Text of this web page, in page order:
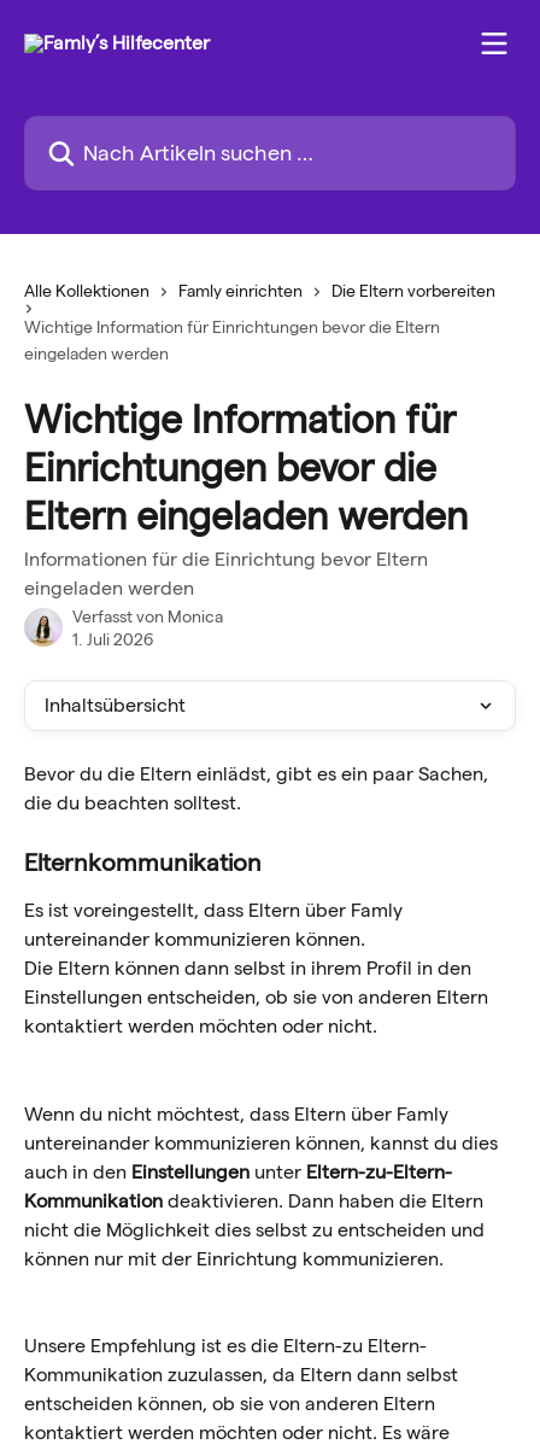
Nach Artikeln suchen …
Alle Kollektionen Famly einrichten
Die Eltern vorbereiten
Wichtige Information für Einrichtungen bevor die Eltern
eingeladen werden
Wichtige Information für
Einrichtungen bevor die
Eltern eingeladen werden
Informationen für die Einrichtung bevor Eltern
eingeladen werden
Verfasst von Monica
1. Juli 2026
Inhaltsübersicht
Bevor du die Eltern einlädst, gibt es ein paar Sachen,
die du beachten solltest.
Elternkommunikation
Es ist voreingestellt, dass Eltern über Famly
untereinander kommunizieren können.
Die Eltern können dann selbst in ihrem Profil in den
Einstellungen entscheiden, ob sie von anderen Eltern
kontaktiert werden möchten oder nicht.
Wenn du nicht möchtest, dass Eltern über Famly
untereinander kommunizieren können, kannst du dies
auch in den Einstellungen unter Eltern-zu-Eltern-
Kommunikation deaktivieren. Dann haben die Eltern
nicht die Möglichkeit dies selbst zu entscheiden und
können nur mit der Einrichtung kommunizieren.
Unsere Empfehlung ist es die Eltern-zu Eltern-
Kommunikation zuzulassen, da Eltern dann selbst
entscheiden können, ob sie von anderen Eltern
kontaktiert werden möchten oder nicht. Es wäre